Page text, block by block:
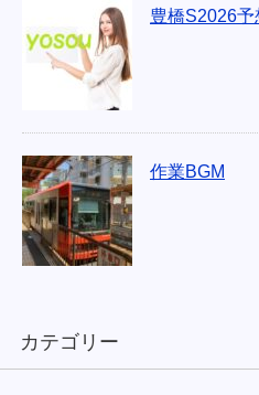
豊橋S2026
作業BGM
カテゴリー